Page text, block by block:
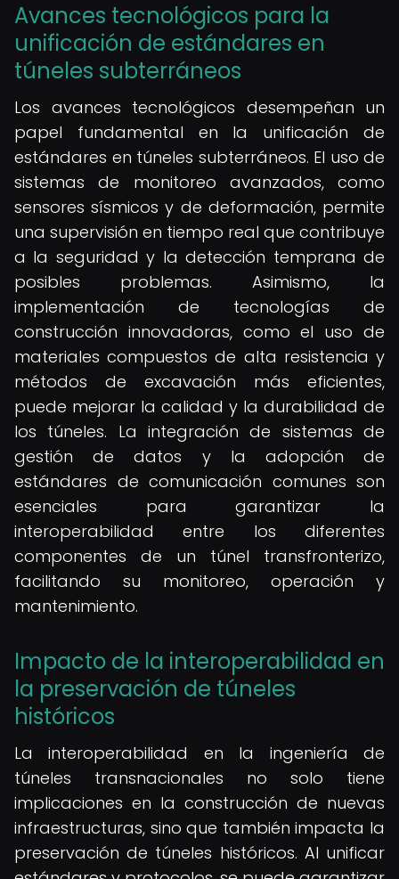
Avances tecnológicos para la
unificación de estándares en
túneles subterráneos
Los avances tecnológicos desempeñan un
papel fundamental en la unificación de
estándares en túneles subterráneos. El uso de
sistemas de monitoreo avanzados, como
sensores sísmicos y de deformación, permite
una supervisión en tiempo real que contribuye
a la seguridad y la detección temprana de
posibles problemas. Asimismo, la
implementación de tecnologías de
construcción innovadoras, como el uso de
materiales compuestos de alta resistencia y
métodos de excavación más eficientes,
puede mejorar la calidad y la durabilidad de
los túneles. La integración de sistemas de
gestión de datos y la adopción de
estándares de comunicación comunes son
esenciales para garantizar la
interoperabilidad entre los diferentes
componentes de un túnel transfronterizo,
facilitando su monitoreo, operación y
mantenimiento.
Impacto de la interoperabilidad en
la preservación de túneles
históricos
La interoperabilidad en la ingeniería de
túneles transnacionales no solo tiene
implicaciones en la construcción de nuevas
infraestructuras, sino que también impacta la
preservación de túneles históricos. Al unificar